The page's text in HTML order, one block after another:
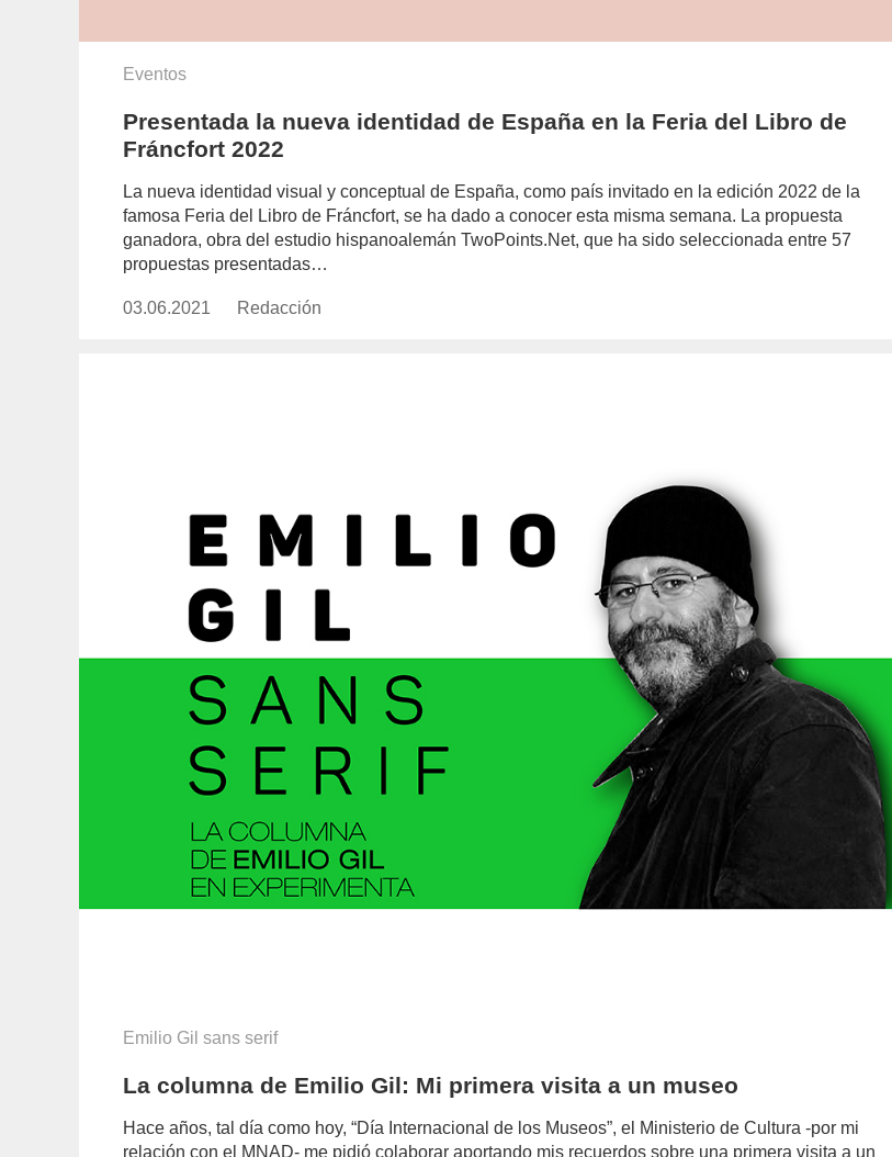
Eventos
Presentada la nueva identidad de España en la Feria del Libro de
Fráncfort 2022
La nueva identidad visual y conceptual de España, como país invitado en la edición 2022 de la
famosa Feria del Libro de Fráncfort, se ha dado a conocer esta misma semana. La propuesta
ganadora, obra del estudio hispanoalemán TwoPoints.Net, que ha sido seleccionada entre 57
propuestas presentadas…
Publicado
03.06.2021 https://www.experimenta.es/author/redaccion/
Redacción
Emilio Gil sans serif
La columna de Emilio Gil: Mi primera visita a un museo
Hace años, tal día como hoy, “Día Internacional de los Museos”, el Ministerio de Cultura -por mi
relación con el MNAD- me pidió colaborar aportando mis recuerdos sobre una primera visita a un